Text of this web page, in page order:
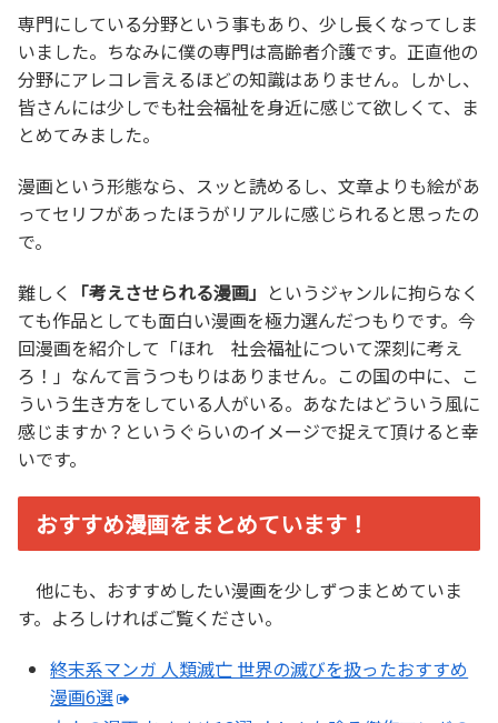
専門にしている分野という事もあり、少し長くなってしま
いました。ちなみに僕の専門は高齢者介護です。正直他の
分野にアレコレ言えるほどの知識はありません。しかし、
皆さんには少しでも社会福祉を身近に感じて欲しくて、ま
とめてみました。
漫画という形態なら、スッと読めるし、文章よりも絵があ
ってセリフがあったほうがリアルに感じられると思ったの
で。
難しく
「考えさせられる漫画」 というジャンルに拘らなく
ても作品としても面白い漫画を極力選んだつもりです。今
回漫画を紹介して「ほれ 社会福祉について深刻に考え
ろ！」なんて言うつもりはありません。この国の中に、こ
ういう生き方をしている人がいる。あなたはどういう風に
感じますか？というぐらいのイメージで捉えて頂けると幸
いです。
おすすめ漫画をまとめています！
他にも、おすすめしたい漫画を少しずつまとめていま
す。よろしければご覧ください。
終末系マンガ 人類滅亡 世界の滅びを扱ったおすすめ
漫画6選